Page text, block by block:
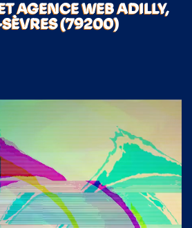
AGENCE WEB ADILLY,
(79200)